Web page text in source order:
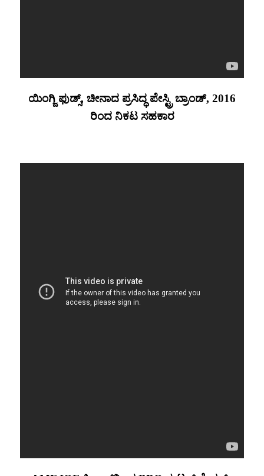
ಯಿಂಗ್ಜಿ ಫುಡ್ಸ್, ಚೀನಾದ ಪ್ರಸಿದ್ಧ ಪೇಸ್ಟ್ರಿ ಬ್ರಾಂಡ್, 2016
ರಿಂದ ನಿಕಟ ಸಹಕಾರ